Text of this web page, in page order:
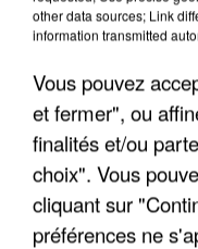
other data sources; Link
information transmitted
Vous pouvez
et fermer", ou
finalités et/ou
choix". Vous
cliquant sur
préférences ne